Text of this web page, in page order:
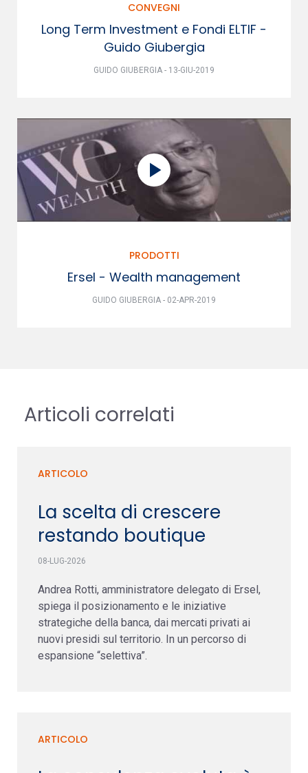
CONVEGNI
Long Term Investment e Fondi ELTIF -
Guido Giubergia
GUIDO GIUBERGIA - 13-GIU-2019
PRODOTTI
Ersel - Wealth management
GUIDO GIUBERGIA - 02-APR-2019
Articoli correlati
ARTICOLO
La scelta di crescere
restando boutique
08-LUG-2026
Andrea Rotti, amministratore delegato di Ersel,
spiega il posizionamento e le iniziative
strategiche della banca, dai mercati privati ai
nuovi presidi sul territorio. In un percorso di
espansione “selettiva”.
ARTICOLO